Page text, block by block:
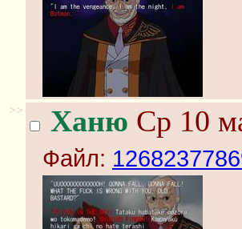
>> Ханю Ср 10
Файл: